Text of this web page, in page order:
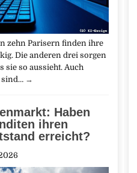
zehn Parisern finden ihre
Die anderen drei sorgen
sie so aussieht. Auch
sind… →
Haben
ihren
erreicht?